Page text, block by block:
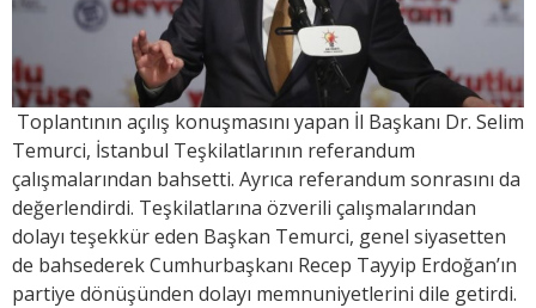
Toplantının açılış konuşmasını yapan İl Başkanı Dr. Selim
Temurci, İstanbul Teşkilatlarının referandum
çalışmalarından bahsetti. Ayrıca referandum sonrasını da
değerlendirdi. Teşkilatlarına özverili çalışmalarından
dolayı teşekkür eden Başkan Temurci, genel siyasetten
de bahsederek Cumhurbaşkanı Recep Tayyip Erdoğan’ın
partiye dönüşünden dolayı memnuniyetlerini dile getirdi.